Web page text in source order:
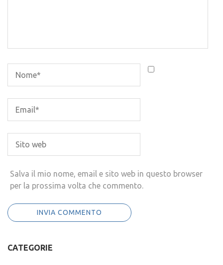
Salva il mio nome, email e sito web in questo browser
per la prossima volta che commento.
CATEGORIE